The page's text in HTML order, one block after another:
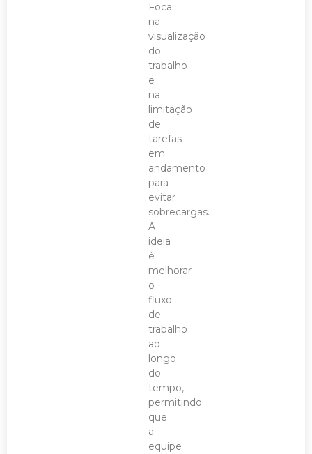
Foca
na
visualização
do
trabalho
e
na
limitação
de
tarefas
em
andamento
para
evitar
sobrecargas.
A
ideia
é
melhorar
o
fluxo
de
trabalho
ao
longo
do
tempo,
permitindo
que
a
equipe